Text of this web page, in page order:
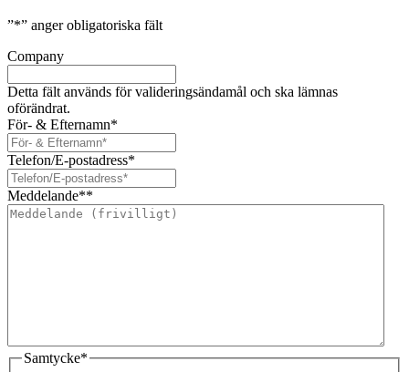
”*” anger obligatoriska fält
Company
Detta fält används för valideringsändamål och ska lämnas
oförändrat.
För- & Efternamn*
Telefon/E-postadress*
Meddelande**
Samtycke*